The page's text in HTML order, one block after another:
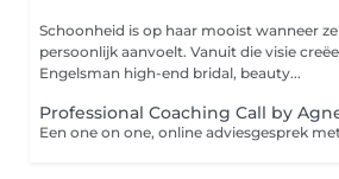
Schoonheid is op haar mooist wanneer
persoonlijk aanvoelt. Vanuit die visie
Engelsman high-end bridal, beauty...
Professional Coaching Call by